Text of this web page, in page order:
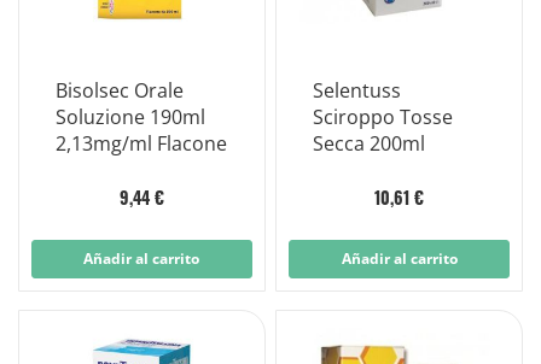
Bisolsec Orale
Soluzione 190ml
2,13mg/ml Flacone
9,44 €
Añadir al carrito
Selentuss
Sciroppo Tosse
Secca 200ml
10,61 €
Añadir al carrito